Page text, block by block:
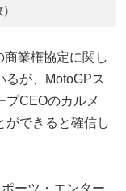
業権協定に関し
るが、MotoGPス
プCEOのカルメ
ができると確信し
ーツ・エンター